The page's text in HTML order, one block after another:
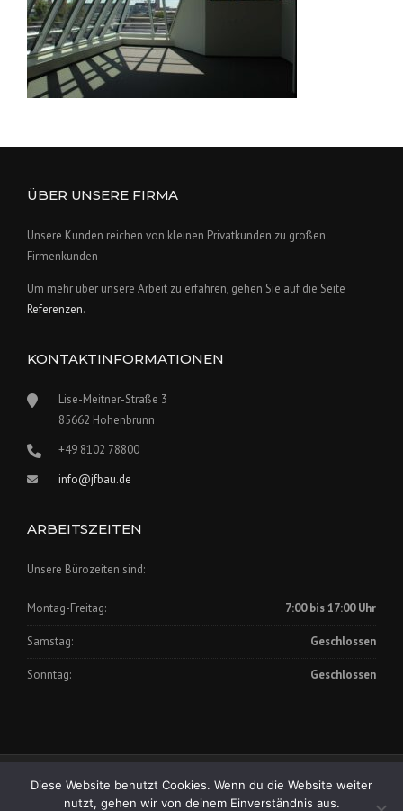
ÜBER UNSERE FIRMA
Unsere Kunden reichen von kleinen Privatkunden zu großen
Firmenkunden
Um mehr über unsere Arbeit zu erfahren, gehen Sie auf die Seite
Referenzen.
KONTAKTINFORMATIONEN
Lise-Meitner-Straße 3
85662 Hohenbrunn
+49 8102 78800
info@jfbau.de
ARBEITSZEITEN
Unsere Bürozeiten sind:
Montag-Freitag: 7:00 bis 17:00 Uhr
Samstag: Geschlossen
Sonntag: Geschlossen
Impressum|Datenschutz
Copyright © 2025 Johann Fischer Bauunternehmung GmbH
Diese Website benutzt Cookies. Wenn du die Website weiter
nutzt, gehen wir von deinem Einverständnis aus.